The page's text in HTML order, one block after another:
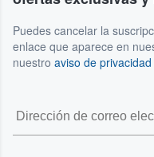
Puedes cancelar la
enlace que aparece en
nuestro aviso de privacidad